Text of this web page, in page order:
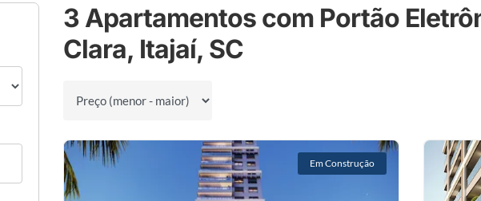
3 Apartamentos com Portão
Clara, Itajaí, SC
Ordenar por
Em Construção